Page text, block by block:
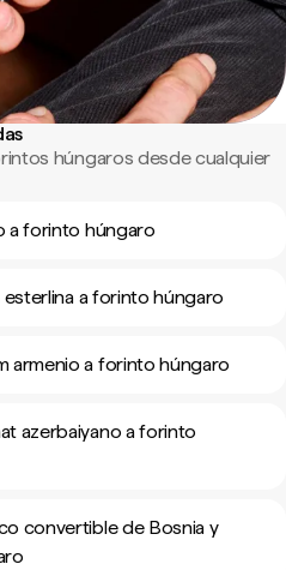
húngaros desde cualquier
a forinto húngaro
a forinto húngaro
armenio a forinto húngaro
azerbaiyano a forinto
convertible de Bosnia y